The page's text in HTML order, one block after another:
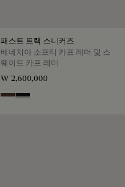
패스트 트랙 스니커즈
베네치아 소프티 카프 레더 및 스
웨이드 카프 레더
₩ 2,600,000
Soft Brown
Nero Grigio